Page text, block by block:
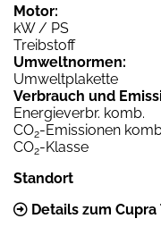
Motor:
kW / PS
Treibstoff
Umweltnormen:
Umweltplakette
Verbrauch und
Energieverbr. komb.
CO2-Emissionen
CO2-Klasse
Standort
Details zum